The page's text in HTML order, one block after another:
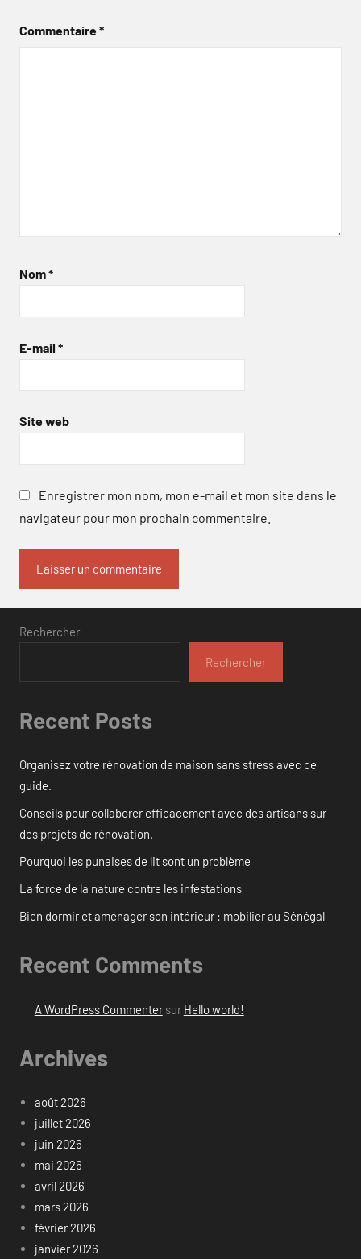
Commentaire*
Nom*
E-mail *
Site web
Enregistrer mon nom, mon e-mail et mon site dans le
navigateur pour mon prochain commentaire.
Rechercher
Rechercher
Recent Posts
Organisez votre rénovation de maison sans stress avec ce
guide.
Conseils pour collaborer efficacement avec des artisans sur
des projets de rénovation.
Pourquoi les punaises de lit sont un problème
La force de la nature contre les infestations
Bien dormir et aménager son intérieur : mobilier au Sénégal
Recent Comments
A WordPress Commentersur Hello world!
Archives
août 2026
juillet 2026
juin 2026
mai 2026
avril 2026
mars 2026
février 2026
janvier 2026